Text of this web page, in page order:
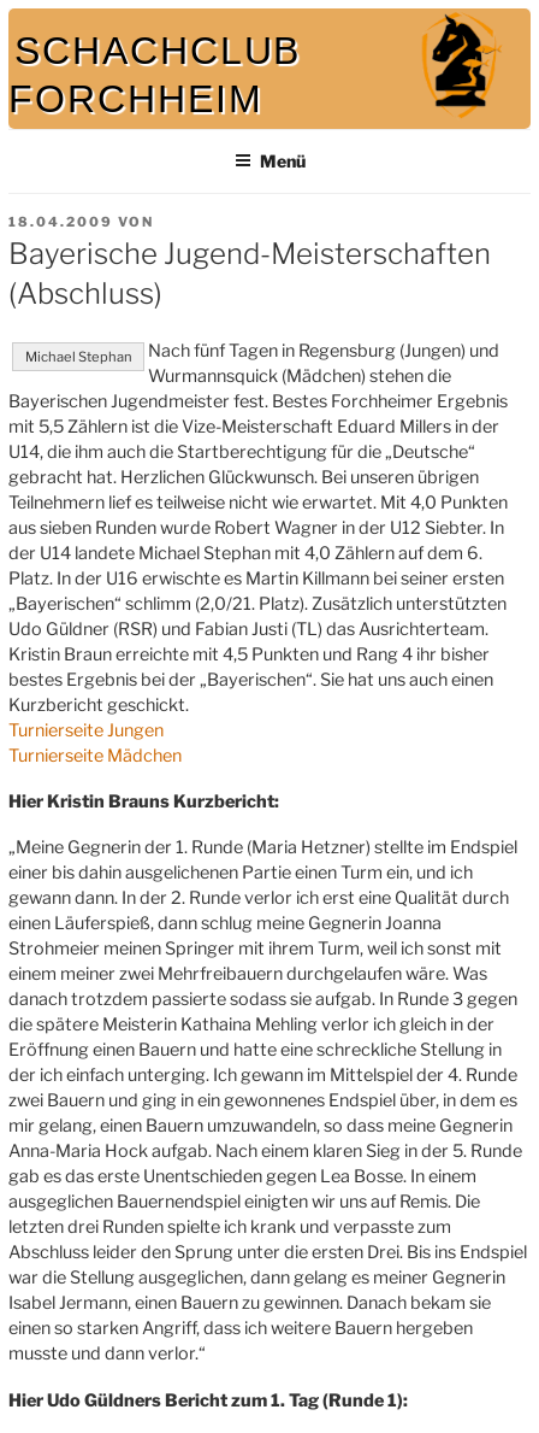
Zum
Inhalt
springen
SCHACHCLUB
FORCHHEIM
Menü
VERÖFFENTLICHT
AM
18.04.2009 VON
Bayerische Jugend-Meisterschaften
(Abschluss)
Michael Stephan
Nach fünf Tagen in Regensburg (Jungen) und
Wurmannsquick (Mädchen) stehen die
Bayerischen Jugendmeister fest. Bestes Forchheimer Ergebnis
mit 5,5 Zählern ist die Vize-Meisterschaft Eduard Millers in der
U14, die ihm auch die Startberechtigung für die „Deutsche“
gebracht hat. Herzlichen Glückwunsch. Bei unseren übrigen
Teilnehmern lief es teilweise nicht wie erwartet. Mit 4,0 Punkten
aus sieben Runden wurde Robert Wagner in der U12 Siebter. In
der U14 landete Michael Stephan mit 4,0 Zählern auf dem 6.
Platz. In der U16 erwischte es Martin Killmann bei seiner ersten
„Bayerischen“ schlimm (2,0/21. Platz). Zusätzlich unterstützten
Udo Güldner (RSR) und Fabian Justi (TL) das Ausrichterteam.
Kristin Braun erreichte mit 4,5 Punkten und Rang 4 ihr bisher
bestes Ergebnis bei der „Bayerischen“. Sie hat uns auch einen
Kurzbericht geschickt.
Turnierseite Jungen
Turnierseite Mädchen
Hier Kristin Brauns Kurzbericht:
„Meine Gegnerin der 1. Runde (Maria Hetzner) stellte im Endspiel
einer bis dahin ausgelichenen Partie einen Turm ein, und ich
gewann dann. In der 2. Runde verlor ich erst eine Qualität durch
einen Läuferspieß, dann schlug meine Gegnerin Joanna
Strohmeier meinen Springer mit ihrem Turm, weil ich sonst mit
einem meiner zwei Mehrfreibauern durchgelaufen wäre. Was
danach trotzdem passierte sodass sie aufgab. In Runde 3 gegen
die spätere Meisterin Kathaina Mehling verlor ich gleich in der
Eröffnung einen Bauern und hatte eine schreckliche Stellung in
der ich einfach unterging. Ich gewann im Mittelspiel der 4. Runde
zwei Bauern und ging in ein gewonnenes Endspiel über, in dem es
mir gelang, einen Bauern umzuwandeln, so dass meine Gegnerin
Anna-Maria Hock aufgab. Nach einem klaren Sieg in der 5. Runde
gab es das erste Unentschieden gegen Lea Bosse. In einem
ausgeglichen Bauernendspiel einigten wir uns auf Remis. Die
letzten drei Runden spielte ich krank und verpasste zum
Abschluss leider den Sprung unter die ersten Drei. Bis ins Endspiel
war die Stellung ausgeglichen, dann gelang es meiner Gegnerin
Isabel Jermann, einen Bauern zu gewinnen. Danach bekam sie
einen so starken Angriff, dass ich weitere Bauern hergeben
musste und dann verlor.“
Hier Udo Güldners Bericht zum 1. Tag (Runde 1):